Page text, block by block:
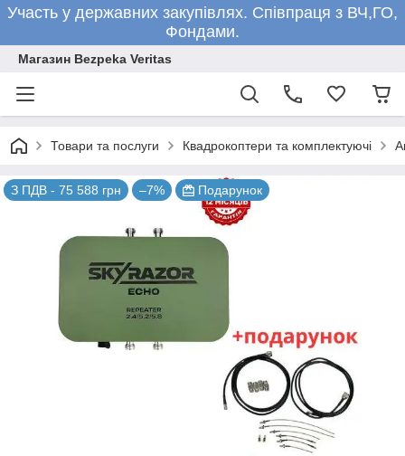
Участь у державних закупівлях. Співпраця з ВЧ,ГО,
Фондами.
Магазин Bezpeka Veritas
Товари та послуги Квадрокоптери та комплектуючі
З ПДВ - 75 588 грн –7% Подарунок